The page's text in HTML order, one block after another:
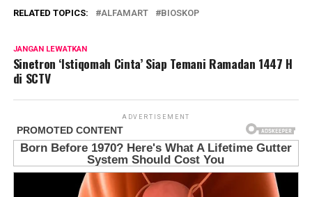
RELATED TOPICS: ALFAMART BIOSKOP
JANGAN LEWATKAN
Sinetron ‘Istiqomah Cinta’ Siap Temani Ramadan 1447 H
di SCTV
ADVERTISEMENT